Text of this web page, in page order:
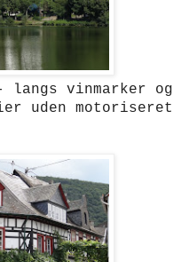
langs vinmarker og
uden motoriseret